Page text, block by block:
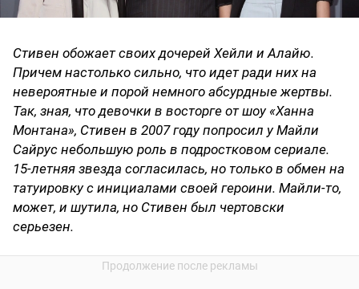
Стивен обожает своих дочерей Хейли и Алайю.
Причем настолько сильно, что идет ради них на
невероятные и порой немного абсурдные жертвы.
Так, зная, что девочки в восторге от шоу «Ханна
Монтана», Стивен в 2007 году попросил у Майли
Сайрус небольшую роль в подростковом сериале.
15-летняя звезда согласилась, но только в обмен на
татуировку с инициалами своей героини. Майли-то,
может, и шутила, но Стивен был чертовски
серьезен.